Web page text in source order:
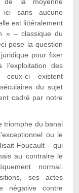
de la moyenne
ici sans aucune
est littéralement
» – classique du
pose la question
pour fixer
des
ceux-ci existent
du sujet
cadré par notre
triomphe du banal
ou le
Foucault – qui
au contraire le
normal.
ses actes
négative contre